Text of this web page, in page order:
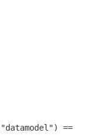
"datamodel"